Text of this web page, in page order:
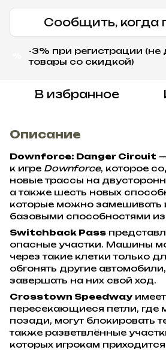
Сообщить, когда
-3% при регистрации (не
товары со скидкой)
В избранное
Описание
Downforce: Danger Circuit
к игре Downforce, которое
новые трассы на
а также шесть новых
которые можно замешивать
базовыми способностями
Switchback Pass
опасные участки. Машины
через такие клетки только
обгонять другие
завершать на них свой ход.
Crosstown Speedway
пересекающиеся петли,
позади, могут блокировать
также разветвлённые
которых игрокам